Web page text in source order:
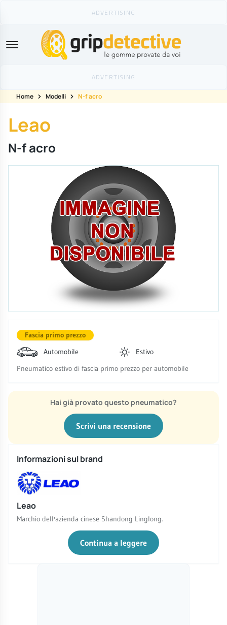
GripDetective
Home Modelli N-f acro
Leao
N-f acro
Fascia primo prezzo
Automobile
Estivo
Pneumatico estivo di fascia primo prezzo per automobile
Hai già provato questo pneumatico?
Scrivi una recensione
Informazioni sul brand
Leao
Marchio dell'azienda cinese Shandong Linglong.
Continua a leggere